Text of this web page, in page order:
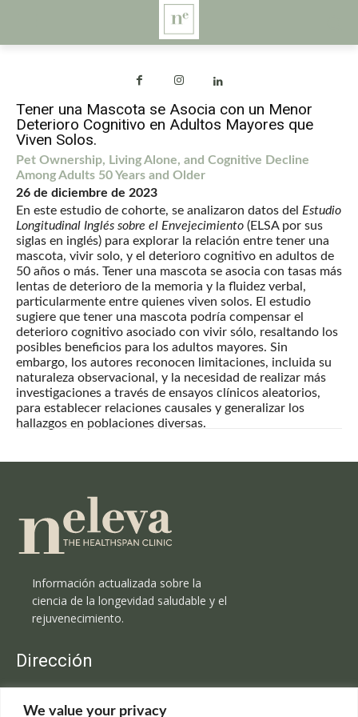
We value your privacy
Tener una Mascota se Asocia con un Menor
Deterioro Cognitivo en Adultos Mayores que
Viven Solos.
Pet Ownership, Living Alone, and Cognitive Decline
Among Adults 50 Years and Older
26 de diciembre de 2023
En este estudio de cohorte, se analizaron datos del Estudio
Longitudinal Inglés sobre el Envejecimiento (ELSA por sus
siglas en inglés) para explorar la relación entre tener una
mascota, vivir solo, y el deterioro cognitivo en adultos de
50 años o más. Tener una mascota se asocia con tasas más
lentas de deterioro de la memoria y la fluidez verbal,
particularmente entre quienes viven solos. El estudio
sugiere que tener una mascota podría compensar el
deterioro cognitivo asociado con vivir sólo, resaltando los
posibles beneficios para los adultos mayores. Sin
embargo, los autores reconocen limitaciones, incluida su
naturaleza observacional, y la necesidad de realizar más
investigaciones a través de ensayos clínicos aleatorios,
para establecer relaciones causales y generalizar los
hallazgos en poblaciones diversas.
Información actualizada sobre la
ciencia de la longevidad saludable y el
rejuvenecimiento.
Dirección
C/Claudio Coello, 19 - 1º